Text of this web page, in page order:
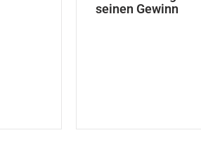
seinen Gewinn